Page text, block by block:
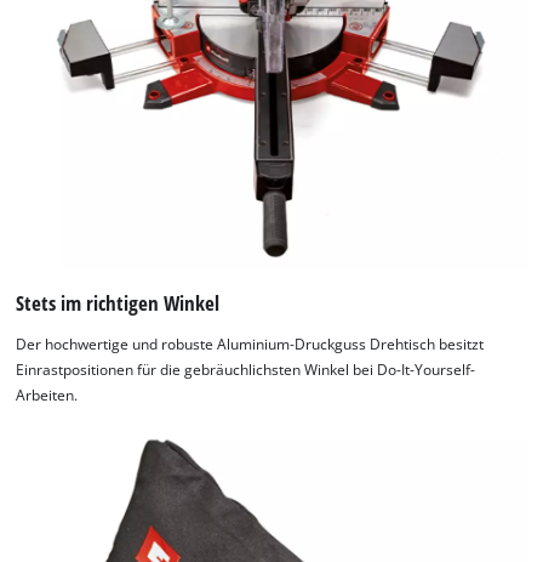
Stets im richtigen Winkel
Der hochwertige und robuste Aluminium-Druckguss Drehtisch besitzt
Einrastpositionen für die gebräuchlichsten Winkel bei Do-It-Yourself-
Arbeiten.